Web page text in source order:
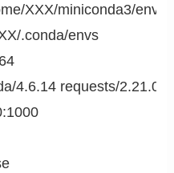
home/XXX/miniconda3/envs
XXX/.conda/envs
64
4.6.14 requests/